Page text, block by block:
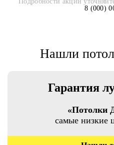
8 (000)
Нашли
Гарантия
«Потолки
самые низкие